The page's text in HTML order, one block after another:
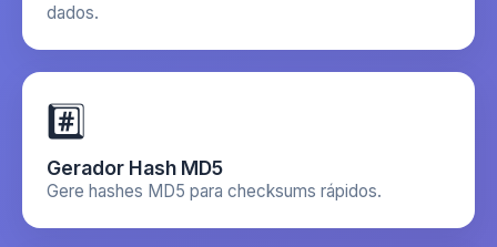
dados.
#️⃣
Gerador Hash MD5
Gere hashes MD5 para checksums rápidos.